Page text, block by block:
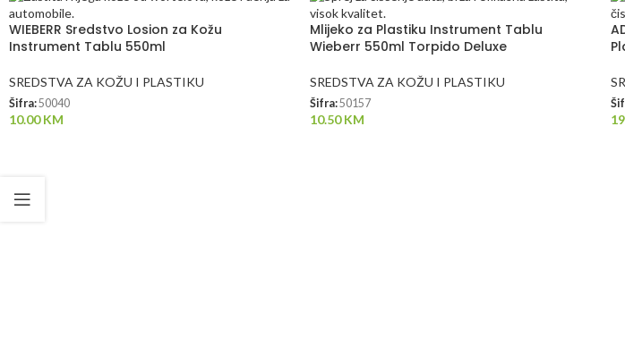
WIEBERR Sredstvo Losion za Kožu
Instrument Tablu 550ml
SREDSTVA ZA KOŽU I PLASTIKU
Šifra:50040
10.00KM
Mlijeko za Plastiku Instrument Tablu
Wieberr 550ml Torpido Deluxe
SREDSTVA ZA KOŽU I PLASTIKU
Šifra:50157
10.50KM